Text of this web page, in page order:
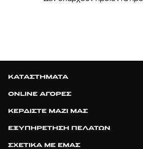
Μάσκες προσώπου
ΚΑΤΑΣΤΗΜΑΤΑ
ONLINE ΑΓΟΡΕΣ
ΚΕΡΔΙΣΤΕ ΜΑΖΙ ΜΑΣ
ΕΞΥΠΗΡΕΤΗΣΗ ΠΕΛΑΤΩΝ
ΣΧΕΤΙΚΑ ΜΕ ΕΜΑΣ